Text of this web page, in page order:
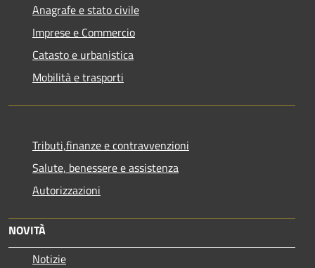
Anagrafe e stato civile
Imprese e Commercio
Catasto e urbanistica
Mobilità e trasporti
Tributi,finanze e contravvenzioni
Salute, benessere e assistenza
Autorizzazioni
NOVITÀ
Notizie